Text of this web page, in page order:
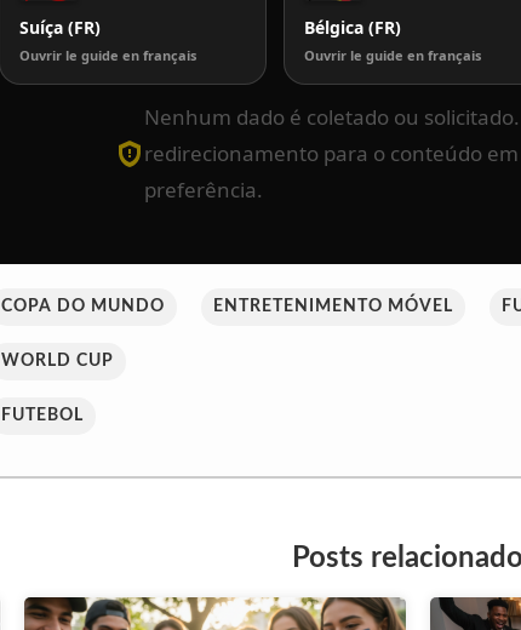
Suíça (FR)
Ouvrir le guide en français
Bélgica (FR)
Ouvrir le guide en français
Nenhum dado é coletado ou
redirecionamento para o conteúdo
preferência.
COPA DO MUNDO ENTRETENIMENTO MÓVEL
WORLD CUP
FUTEBOL
Posts